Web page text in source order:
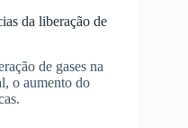
da liberação de
de gases na
o aumento do